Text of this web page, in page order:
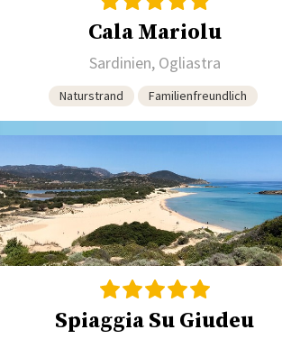
Cala Mariolu
Sardinien, Ogliastra
Naturstrand Familienfreundlich
Spiaggia Su Giudeu